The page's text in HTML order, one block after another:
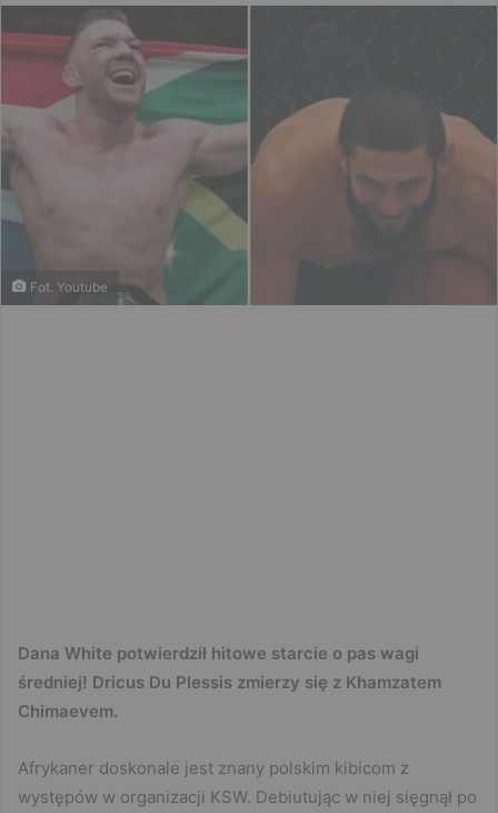
Fot. Youtube
Dana White potwierdził hitowe starcie o pas wagi
średniej! Dricus Du Plessis zmierzy się z Khamzatem
Chimaevem.
Afrykaner doskonale jest znany polskim kibicom z
występów w organizacji KSW. Debiutując w niej sięgnął po